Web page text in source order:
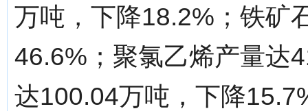
万吨，下降18.2%；铁矿
46.6%；聚氯乙烯产量达
达100.04万吨，下降